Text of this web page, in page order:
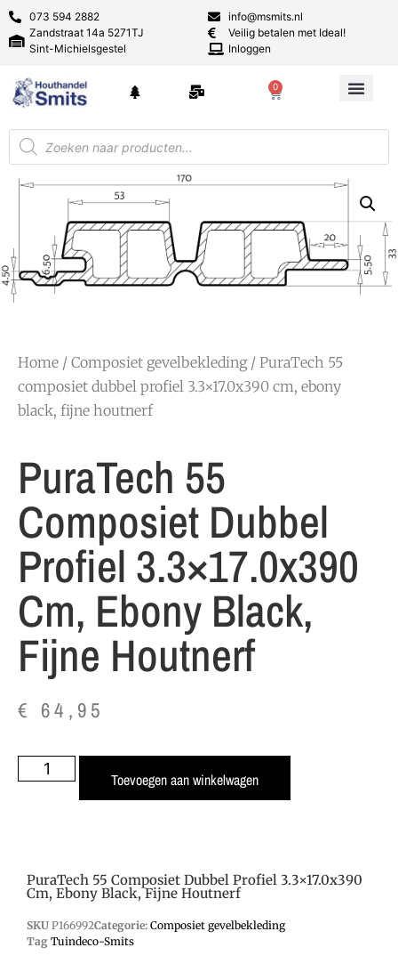
073 594 2882
Zandstraat 14a 5271TJ
Sint-Michielsgestel
info@msmits.nl
Veilig betalen met Ideal!
Inloggen
0
Home / Composiet gevelbekleding/ PuraTech 55
composiet dubbel profiel 3.3×17.0x390 cm, ebony
black, fijne houtnerf
PuraTech 55
Composiet Dubbel
Profiel 3.3×17.0x390
Cm, Ebony Black,
Fijne Houtnerf
€ 64,95
Toevoegen aan winkelwagen
PuraTech 55 Composiet Dubbel Profiel 3.3×17.0x390
Cm, Ebony Black, Fijne Houtnerf
SKU P166992Categorie: Composiet gevelbekleding
Tag Tuindeco-Smits